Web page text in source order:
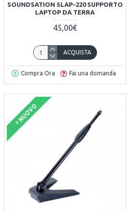
SOUNDSATION SLAP-220 SUPPORTO
LAPTOP DA TERRA
45,00€
ACQUISTA
Compra Ora Fai una domanda
NUOVO